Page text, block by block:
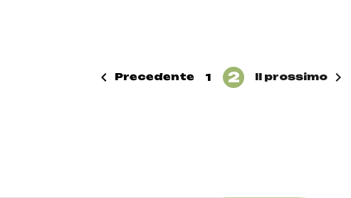
 Precedente 1 2 Il prossimo 